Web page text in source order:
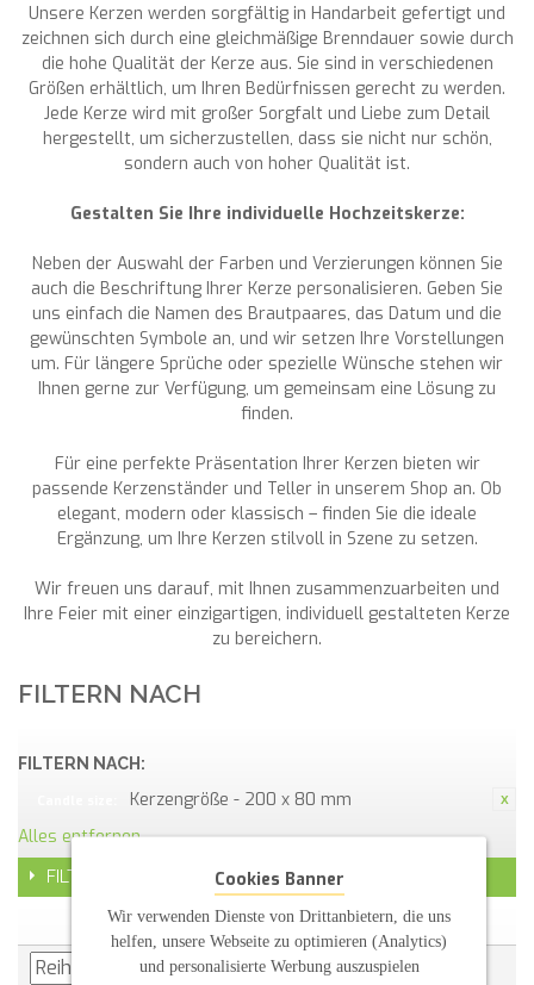
Unsere Kerzen werden sorgfältig in Handarbeit gefertigt und
zeichnen sich durch eine gleichmäßige Brenndauer sowie durch
die hohe Qualität der Kerze aus. Sie sind in verschiedenen
Größen erhältlich, um Ihren Bedürfnissen gerecht zu werden.
Jede Kerze wird mit großer Sorgfalt und Liebe zum Detail
hergestellt, um sicherzustellen, dass sie nicht nur schön,
sondern auch von hoher Qualität ist.
Gestalten Sie Ihre individuelle Hochzeitskerze:
Neben der Auswahl der Farben und Verzierungen können Sie
auch die Beschriftung Ihrer Kerze personalisieren. Geben Sie
uns einfach die Namen des Brautpaares, das Datum und die
gewünschten Symbole an, und wir setzen Ihre Vorstellungen
um. Für längere Sprüche oder spezielle Wünsche stehen wir
Ihnen gerne zur Verfügung, um gemeinsam eine Lösung zu
finden.
Für eine perfekte Präsentation Ihrer Kerzen bieten wir
passende Kerzenständer und Teller in unserem Shop an. Ob
elegant, modern oder klassisch – finden Sie die ideale
Ergänzung, um Ihre Kerzen stilvoll in Szene zu setzen.
Wir freuen uns darauf, mit Ihnen zusammenzuarbeiten und
Ihre Feier mit einer einzigartigen, individuell gestalteten Kerze
zu bereichern.
FILTERN NACH
FILTERN NACH:
Kerzengröße - 200 x 80 mm
Alles entfernen
FILTER Cookies Banner
Wir verwenden Dienste von Drittanbietern, die uns
helfen, unsere Webseite zu optimieren (Analytics)
und personalisierte Werbung auszuspielen